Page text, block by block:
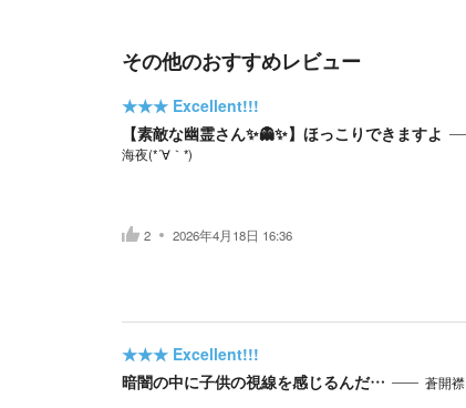
その他のおすすめレビュー
★★★ Excellent!!!
【素敵な幽霊さん✨️👻✨️】ほっこりできますよ
海夜(*´∀｀*)
2 2026年4月18日 16:36
★★★ Excellent!!!
暗闇の中に子供の視線を感じるんだ…
蒼開襟